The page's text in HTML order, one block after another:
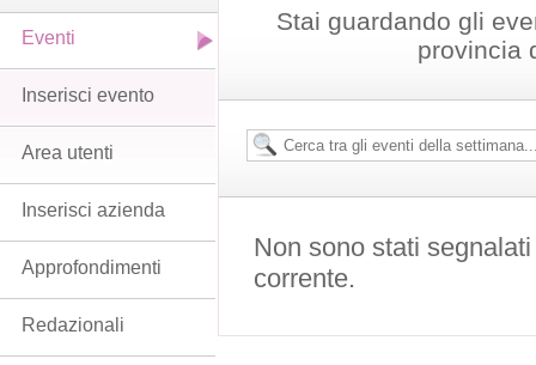
Stai guardando gli
provincia
Non sono stati
corrente.
Eventi
Inserisci evento
Area utenti
Inserisci azienda
Approfondimenti
Redazionali